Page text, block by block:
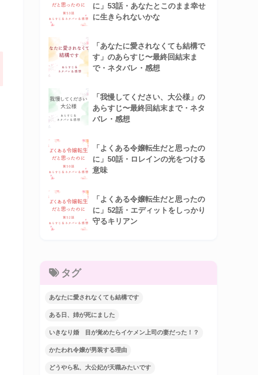
に」53話・あなたとこのまま幸せ
に生きられないかな
「あなたに愛されなくても結構で
す」のあらすじ〜最終回結末ま
で・ネタバレ・感想
「我慢してください、大公様」の
あらすじ〜最終回結末まで・ネタ
バレ・感想
「よくある令嬢転生だと思ったの
に」50話・ロレインの光をつける
意味
「よくある令嬢転生だと思ったの
に」52話・エディットをしっかり
守るキリアン
タグ
あなたに愛されなくても結構です
ある日、姉が死にました
いきなり婚 目が覚めたらイケメン上司の妻だった！？
かたわれ令嬢が男装する理由
どうやら私、大公妃が天職みたいです